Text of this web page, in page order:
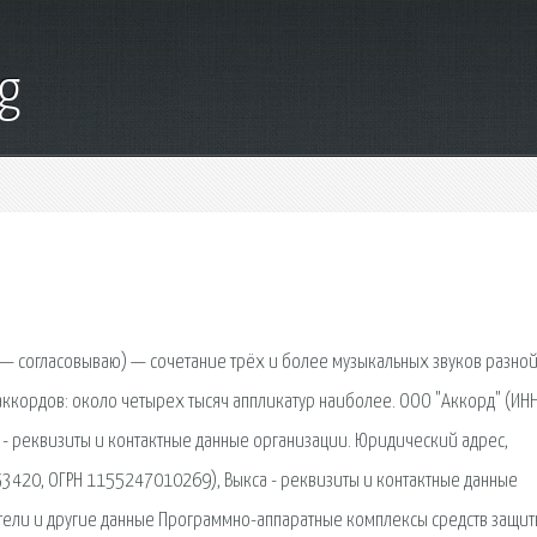
согласовываю) — сочетание трёх и более музыкальных звуков разной
около четырех тысяч аппликатур наиболее. ООО "Аккорд"
и контактные данные организации. Юридический адрес,
ОГРН 1155247010269), Выкса - реквизиты и контактные данные
и другие данные Программно-аппаратные комплексы средств